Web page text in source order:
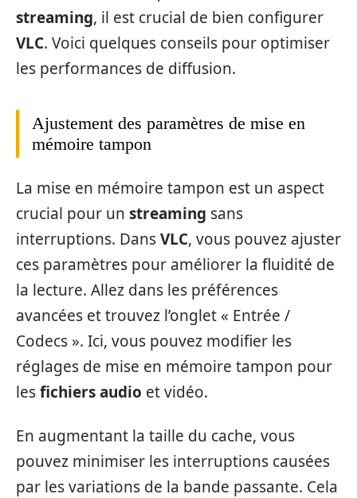
streaming, il est crucial de bien configurer
VLC. Voici quelques conseils pour optimiser
les performances de diffusion.
Ajustement des paramètres de mise en
mémoire tampon
La mise en mémoire tampon est un aspect
crucial pour un streaming sans
interruptions. DansVLC, vous pouvez ajuster
ces paramètres pour améliorer la fluidité de
la lecture. Allez dans les préférences
avancées et trouvez l’onglet « Entrée /
Codecs ». Ici, vous pouvez modifier les
réglages de mise en mémoire tampon pour
lesfichiers audio et vidéo.
En augmentant la taille du cache, vous
pouvez minimiser les interruptions causées
par les variations de la bande passante. Cela